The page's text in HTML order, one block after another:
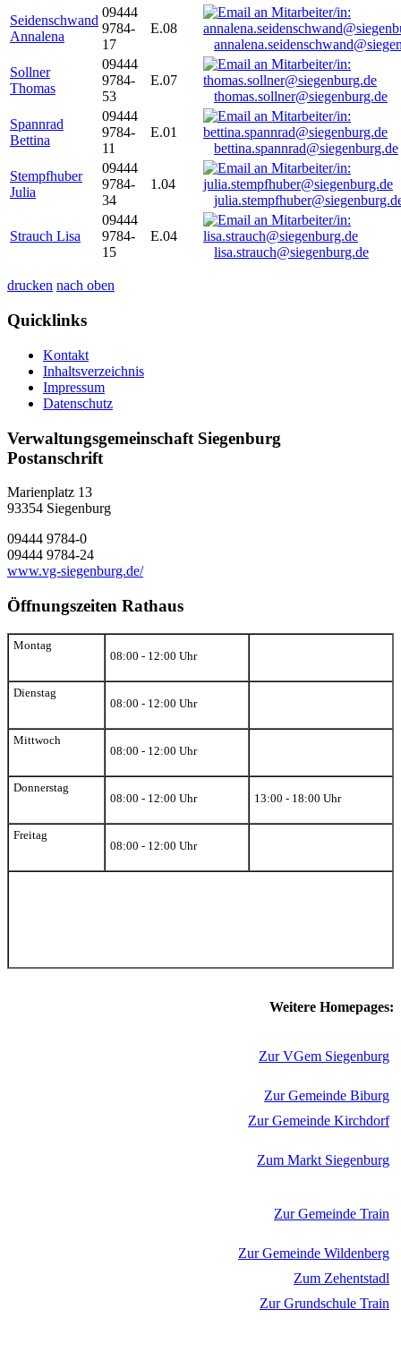
Seidenschwand
Annalena
09444
9784-
17
E.08
Sollner
Thomas
09444
9784-
53
E.07
thomas.sollner@siegenburg.de
Spannrad
Bettina
09444
9784-
11
E.01
bettina.spannrad@siegenburg.de
Stempfhuber
Julia
09444
9784-
34
1.04
Strauch Lisa
09444
9784-
15
E.04
lisa.strauch@siegenburg.de
drucken nach oben
Quicklinks
Kontakt
Inhaltsverzeichnis
Impressum
Datenschutz
Verwaltungsgemeinschaft Siegenburg
Postanschrift
Marienplatz 13
93354 Siegenburg
09444 9784-0
09444 9784-24
www.vg-siegenburg.de/
Öffnungszeiten Rathaus
Montag
08:00 - 12:00 Uhr
Dienstag
08:00 - 12:00 Uhr
Mittwoch
08:00 - 12:00 Uhr
Donnerstag
08:00 - 12:00 Uhr
13:00 - 18:00 Uhr
Freitag
08:00 - 12:00 Uhr
Weitere Homepages:
Zur VGem Siegenburg
Zur Gemeinde Biburg
Zur Gemeinde Kirchdorf
Zum Markt Siegenburg
Zur Gemeinde Train
Zur Gemeinde Wildenberg
Zum Zehentstadl
Zur Grundschule Train